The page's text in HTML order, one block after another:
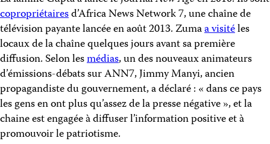
copropriétairesd’Africa News Network 7, une chaîne de
télévision payante lancée en août 2013. Zumaa visitéles
locaux de la chaîne quelques jours avant sa première
diffusion. Selon lesmédias, un des nouveaux animateurs
d’émissions-débats sur ANN7, Jimmy Manyi, ancien
propagandiste du gouvernement, a déclaré : « dans ce pays
les gens en ont plus qu’assez de la presse négative », et la
chaine est engagée à diffuser l’information positive et à
promouvoir le patriotisme.